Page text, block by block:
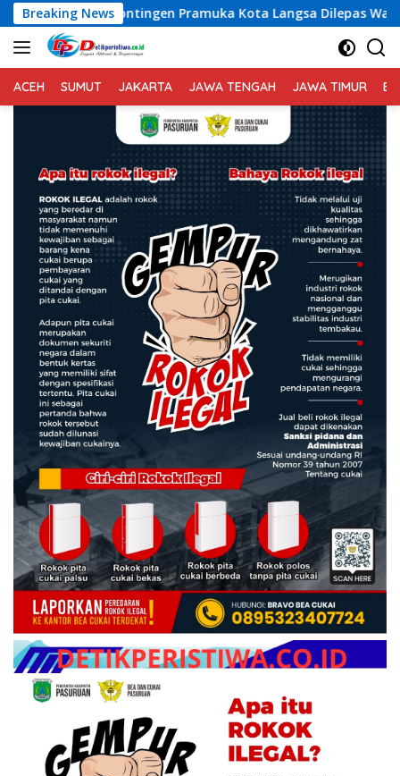
Langsung
ke
konten
Breaking News
Pramuka Kota Langsa Dilepas Wakil Walikota Menuju Jamnas
ACEH SUMUT JAKARTA JAWA TENGAH JAWA TIMUR